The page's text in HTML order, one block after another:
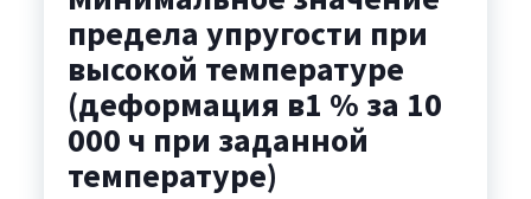
предела упругости при
высокой температуре
(деформация в1 % за 10
000 ч при заданной
температуре)